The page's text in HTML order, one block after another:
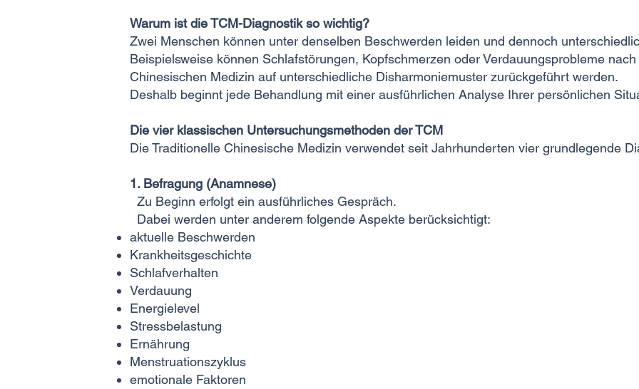
Warum ist die TCM-Diagnostik so wichtig?
Zwei Menschen können unter denselben Beschwerden leiden und dennoch
Beispielsweise können Schlafstörungen, Kopfschmerzen oder Verdauungsprobleme
Chinesischen Medizin auf unterschiedliche Disharmoniemuster zurückgeführt werden.
Deshalb beginnt jede Behandlung mit einer ausführlichen Analyse Ihrer persönlichen
Die vier klassischen Untersuchungsmethoden der TCM
Die Traditionelle Chinesische Medizin verwendet seit Jahrhunderten vier grundlegende
1. Befragung (Anamnese)
Zu Beginn erfolgt ein ausführliches Gespräch.
Dabei werden unter anderem folgende Aspekte berücksichtigt:
aktuelle Beschwerden
Krankheitsgeschichte
Schlafverhalten
Verdauung
Energielevel
Stressbelastung
Ernährung
Menstruationszyklus
emotionale Faktoren